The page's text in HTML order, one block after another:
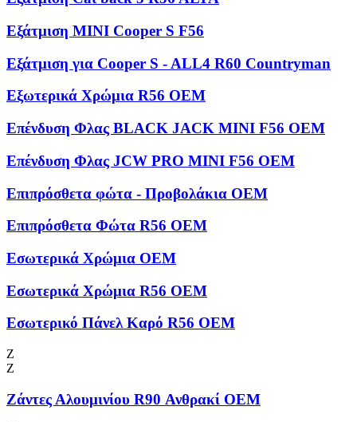
Εξάτμιση MINI Cooper S F56
Εξάτμιση για Cooper S - ALL4 R60 Countryman
Εξωτερικά Χρώμια R56 OEM
Επένδυση Φλας BLACK JACK MINI F56 OEM
Επένδυση Φλας JCW PRO MINI F56 OEM
Επιπρόσθετα φώτα - Προβολάκια OEM
Επιπρόσθετα Φώτα R56 OEM
Εσωτερικά Χρώμια OEM
Εσωτερικά Χρώμια R56 OEM
Εσωτερικό Πάνελ Καρό R56 OEM
Ζ
Ζ
Ζάντες Αλουμινίου R90 Ανθρακί OEM